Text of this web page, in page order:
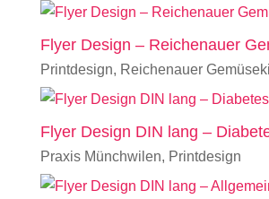
Flyer Design – Reichenauer
Printdesign, Reichenauer
Flyer Design DIN lang –
Praxis Münchwilen, Printdesign